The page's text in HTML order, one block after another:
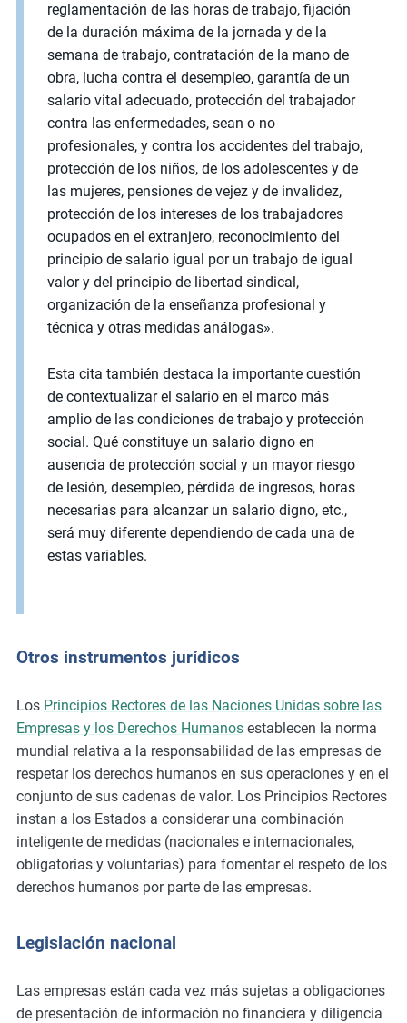
reglamentación de las horas de trabajo, fijación
de la duración máxima de la jornada y de la
semana de trabajo, contratación de la mano de
obra, lucha contra el desempleo, garantía de un
salario vital adecuado, protección del trabajador
contra las enfermedades, sean o no
profesionales, y contra los accidentes del trabajo,
protección de los niños, de los adolescentes y de
las mujeres, pensiones de vejez y de invalidez,
protección de los intereses de los trabajadores
ocupados en el extranjero, reconocimiento del
principio de salario igual por un trabajo de igual
valor y del principio de libertad sindical,
organización de la enseñanza profesional y
técnica y otras medidas análogas».
Esta cita también destaca la importante cuestión
de contextualizar el salario en el marco más
amplio de las condiciones de trabajo y protección
social. Qué constituye un salario digno en
ausencia de protección social y un mayor riesgo
de lesión, desempleo, pérdida de ingresos, horas
necesarias para alcanzar un salario digno, etc.,
será muy diferente dependiendo de cada una de
estas variables.
Otros instrumentos jurídicos
Los Principios Rectores de las Naciones Unidas sobre las
Empresas y los Derechos Humanosestablecen la norma
mundial relativa a la responsabilidad de las empresas de
respetar los derechos humanos en sus operaciones y en el
conjunto de sus cadenas de valor. Los Principios Rectores
instan a los Estados a considerar una combinación
inteligente de medidas (nacionales e internacionales,
obligatorias y voluntarias) para fomentar el respeto de los
derechos humanos por parte de las empresas.
Legislación nacional
Las empresas están cada vez más sujetas a obligaciones
de presentación de información no financiera y diligencia